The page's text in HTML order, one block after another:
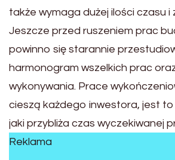
także wymaga dużej ilości czasu i
Jeszcze przed ruszeniem prac
powinno się starannie
harmonogram wszelkich prac
wykonywania. Prace
cieszą każdego inwestora, jest
jaki przybliża czas wyczekiwanej
Reklama